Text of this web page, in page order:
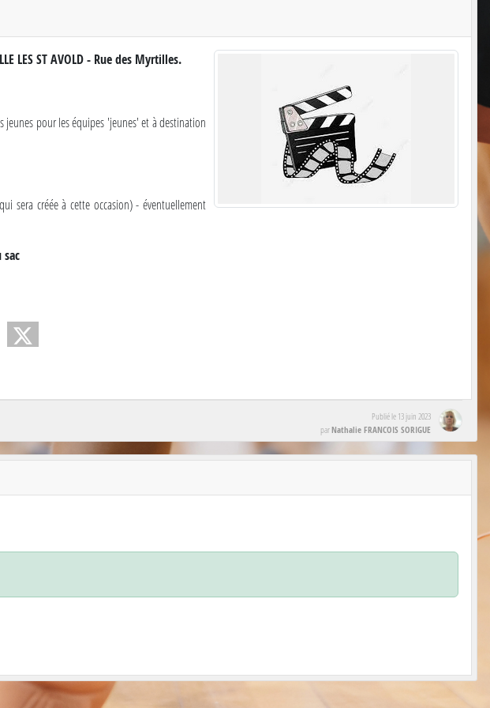
LES ST AVOLD - Rue des Myrtilles.
pour les équipes 'jeunes' et à destination
sera créée à cette occasion) - éventuellement
Publié le 13 juin 2023
parNathalie FRANCOIS SORIGUE